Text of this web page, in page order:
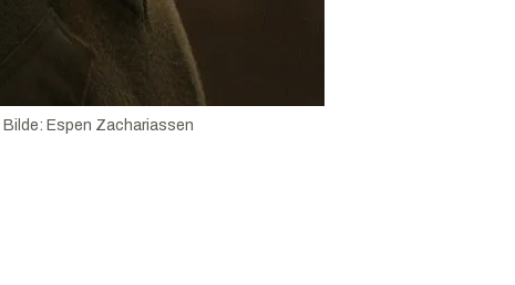
Bilde: Espen Zachariassen